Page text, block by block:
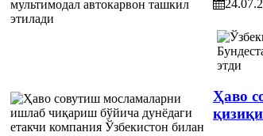
Ҳаво